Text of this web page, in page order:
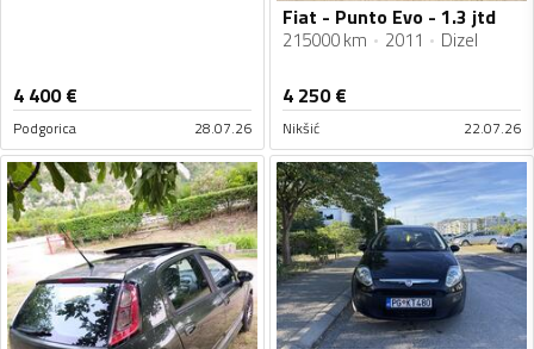
4 400€
Podgorica 28.07.26
Fiat - Punto Evo - 1.3 jtd
215000 km 2011 Dizel
4 250€
Nikšić 22.07.26